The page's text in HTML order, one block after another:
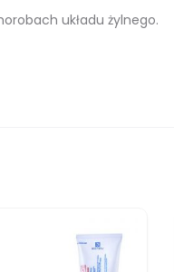
układu żylnego.